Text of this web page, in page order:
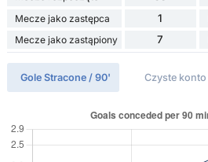
Mecze jako zastępca 1
Mecze jako zastąpiony 7
Gole Stracone / 90' Czyste konto